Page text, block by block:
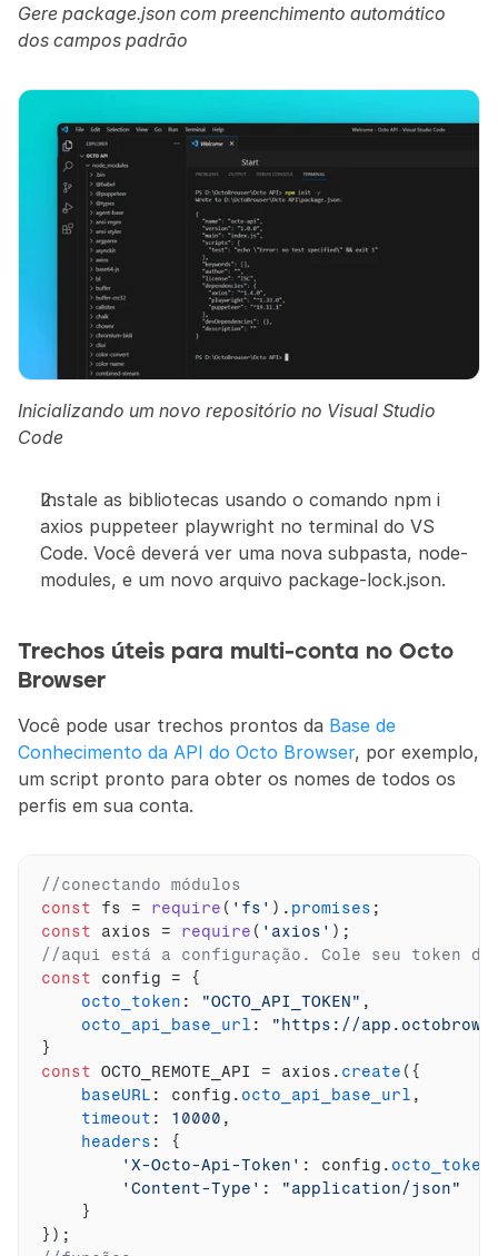
Gere package.json com preenchimento automático
dos campos padrão
Inicializando um novo repositório no Visual Studio
Code
Instale as bibliotecas usando o comando npm i
axios puppeteer playwright no terminal do VS
Code. Você deverá ver uma nova subpasta, node-
modules, e um novo arquivo package-lock.json.
Trechos úteis para multi-conta no Octo
Browser
Você pode usar trechos prontos da Base de
Conhecimento da API do Octo Browser, por exemplo,
um script pronto para obter os nomes de todos os
perfis em sua conta.
//conectando módulos
const
fs = require ( 'fs' ) . promises ;
const
axios = require ( 'axios' ) ;
//aqui está a configuração. Cole seu token da
const
config =
{
octo_token : "OCTO_API_TOKEN" ,
octo_api_base_url :
"https://
}
const OCTO_REMOTE_API = axios . create ( {
baseURL : config . octo_api_base_url ,
timeout : 10000 ,
headers :
{
'X-Octo-Api-Token' : config . octo_token
'Content-Type' :
"application/json"
}
} ) ;